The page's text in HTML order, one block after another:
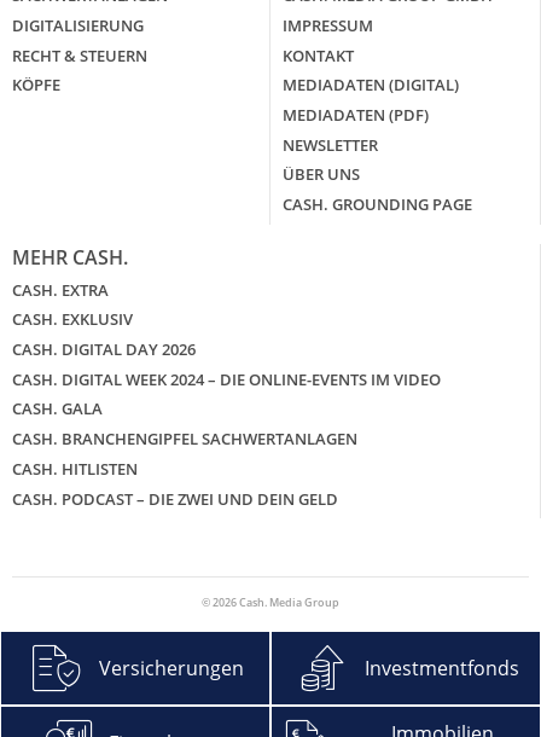
DIGITALISIERUNG
RECHT & STEUERN
KÖPFE
IMPRESSUM
KONTAKT
MEDIADATEN (DIGITAL)
MEDIADATEN (PDF)
NEWSLETTER
ÜBER UNS
CASH. GROUNDING PAGE
MEHR CASH.
CASH. EXTRA
CASH. EXKLUSIV
CASH. DIGITAL DAY 2026
CASH. DIGITAL WEEK 2024 – DIE ONLINE-EVENTS IM VIDEO
CASH. GALA
CASH. BRANCHENGIPFEL SACHWERTANLAGEN
CASH. HITLISTEN
CASH. PODCAST – DIE ZWEI UND DEIN GELD
© 2026 Cash. Media Group
Versicherungen Investmentfonds